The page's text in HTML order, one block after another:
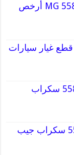
قطع غيار أم جي MG 55818355 أرخص
قطع غيار كيا 55818355 قطع غيار سيارات
قطع غيار باجيرو 55818355 سكراب
قطع غيار جيب 55818355 سكراب جيب